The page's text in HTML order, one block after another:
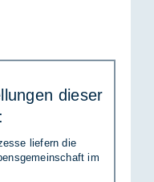
die­ser
liefern die
im